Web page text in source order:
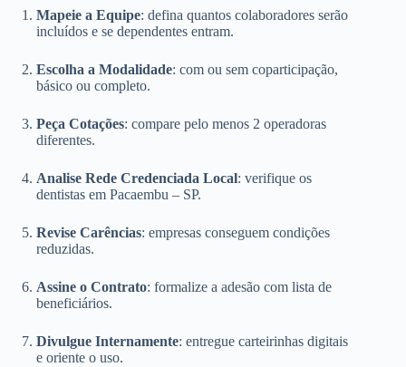
Mapeie a Equipe: defina quantos colaboradores serão
incluídos e se dependentes entram.
Escolha a Modalidade: com ou sem coparticipação,
básico ou completo.
Peça Cotações: compare pelo menos 2 operadoras
diferentes.
Analise Rede Credenciada Local: verifique os
dentistas em Pacaembu – SP.
Revise Carências: empresas conseguem condições
reduzidas.
Assine o Contrato: formalize a adesão com lista de
beneficiários.
Divulgue Internamente: entregue carteirinhas digitais
e oriente o uso.